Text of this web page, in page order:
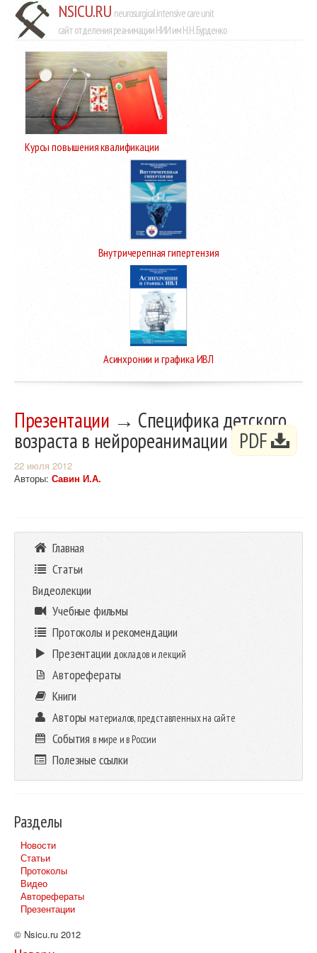
NSICU.RU neurosurgical intensive care unit
сайт отделения реанимации НИИ им Н.Н. Бурденко
Курсы повышения квалификации
Внутричерепная гипертензия
Асинхронии и графика ИВЛ
Презентации → Специфика детского
возраста в нейрореанимации PDF
22 июля 2012
Авторы: Савин И.А.
Главная
Статьи
Видеолекции
Учебные фильмы
Протоколы и рекомендации
Презентации докладов и лекций
Авторефераты
Книги
Авторыматериалов, представленных на сайте
События в мире и в России
Полезные ссылки
Разделы
Новости
Статьи
Протоколы
Видео
Авторефераты
Презентации
© Nsicu.ru 2012